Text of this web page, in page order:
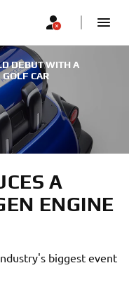
DEBUT WITH A
CAR
A
ENGINE
biggest event